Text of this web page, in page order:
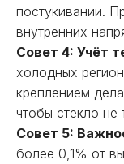
постукивании.
внутренних
Совет 4: Учёт
холодных
креплением
чтобы стекло не
Совет 5:
более 0,1% от